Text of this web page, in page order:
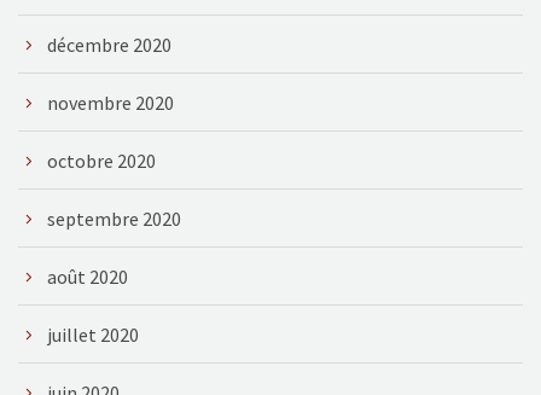
décembre 2020
novembre 2020
octobre 2020
septembre 2020
août 2020
juillet 2020